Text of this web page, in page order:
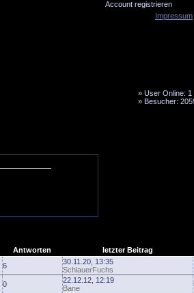
Account registrieren
» User Online: 1
» Besucher:
Antworten letzter Beitrag
6
30.11.20, 13:35
SchlauerFuchs
0
22.12.12, 12:19
Bane
Impressum